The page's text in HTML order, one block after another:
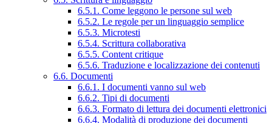
6.5.1. Come leggono le persone sul web
6.5.2. Le regole per un linguaggio semplice
6.5.3. Microtesti
6.5.4. Scrittura collaborativa
6.5.5. Content critique
6.5.6. Traduzione e localizzazione dei contenuti
6.6. Documenti
6.6.1. I documenti vanno sul web
6.6.2. Tipi di documenti
6.6.3. Formato di lettura dei documenti elettronici
6.6.4. Modalità di produzione dei documenti